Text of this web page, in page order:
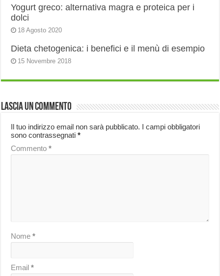
Yogurt greco: alternativa magra e proteica per i
dolci
18 Agosto 2020
Dieta chetogenica: i benefici e il menù di esempio
15 Novembre 2018
Lascia un commento
Il tuo indirizzo email non sarà pubblicato. I campi obbligatori
sono contrassegnati*
Commento*
Nome*
Email*